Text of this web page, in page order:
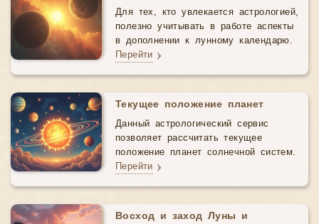
Для тех, кто увлекается астрологией,
полезно учитывать в работе аспекты
в дополнении к лунному календарю.
Перейти
Текущее положение планет
Данный астрологический cервис
позволяет рассчитать текущее
положение планет солнечной систем.
Перейти
Восход и заход Луны и